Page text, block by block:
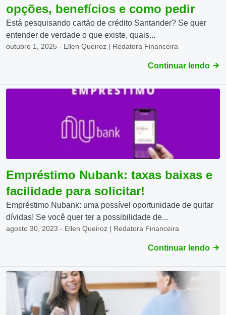
opções, benefícios e como pedir
Está pesquisando cartão de crédito Santander? Se quer
entender de verdade o que existe, quais...
outubro 1, 2025 - Ellen Queiroz | Redatora Financeira
Continuar lendo
Empréstimo Nubank: taxas baixas e
facilidade para solicitar!
Empréstimo Nubank: uma possível oportunidade de quitar
dívidas! Se você quer ter a possibilidade de...
agosto 30, 2023 - Ellen Queiroz | Redatora Financeira
Continuar lendo